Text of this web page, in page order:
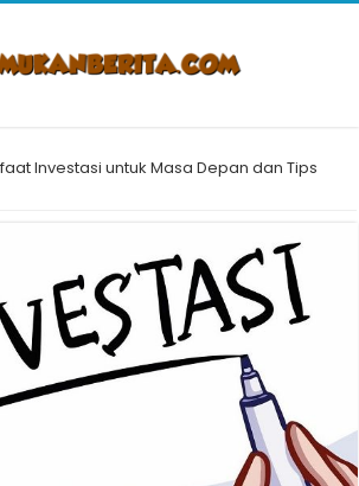
Investasi untuk Masa Depan dan Tips